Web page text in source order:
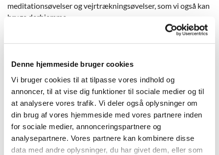
Denne hjemmeside bruger cookies
Vi bruger cookies til at tilpasse vores indhold og
annoncer, til at vise dig funktioner til sociale medier og til
at analysere vores trafik. Vi deler også oplysninger om
din brug af vores hjemmeside med vores partnere inden
for sociale medier, annonceringspartnere og
analysepartnere. Vores partnere kan kombinere disse
data med andre oplysninger, du har givet dem, eller som
meditationsøvelser og vejrtrækningsøvelser, som vi også kan
bruge derhjemme.
Vi mødes til meditation hver mandag kl. 17.30-18.30 i